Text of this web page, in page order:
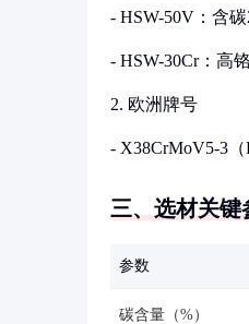
- HSW-50V：含
- HSW-30Cr：高
2. 欧洲牌号
- X38CrMoV5-3
三、选材关键
参数
碳含量（%）